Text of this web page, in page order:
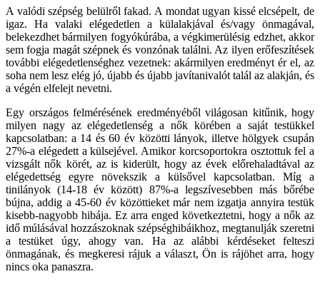
A valódi szépség belülről fakad. A mondat ugyan kissé elcsépelt, de
igaz. Ha valaki elégedetlen a külalakjával és/vagy önmagával,
belekezdhet bármilyen fogyókúrába, a végkimerülésig edzhet, akkor
sem fogja magát szépnek és vonzónak találni. Az ilyen erőfeszítések
további elégedetlenséghez vezetnek: akármilyen eredményt ér el, az
soha nem lesz elég jó, újabb és újabb javítanivalót talál az alakján, és
a végén elfelejt nevetni.
Egy országos felmérésének eredményéből világosan kitűnik, hogy
milyen nagy az elégedetlenség a nők körében a saját testükkel
kapcsolatban: a 14 és 60 év közötti lányok, illetve hölgyek csupán
27%-a elégedett a külsejével. Amikor korcsoportokra osztottuk fel a
vizsgált nők körét, az is kiderült, hogy az évek előrehaladtával az
elégedettség egyre növekszik a külsővel kapcsolatban. Míg a
tinilányok (14-18 év között) 87%-a legszívesebben más bőrébe
bújna, addig a 45-60 év közöttieket már nem izgatja annyira testük
kisebb-nagyobb hibája. Ez arra enged következtetni, hogy a nők az
idő múlásával hozzászoknak szépséghibáikhoz, megtanulják szeretni
a testüket úgy, ahogy van. Ha az alábbi kérdéseket felteszi
önmagának, és megkeresi rájuk a választ, Ön is rájöhet arra, hogy
nincs oka panaszra.